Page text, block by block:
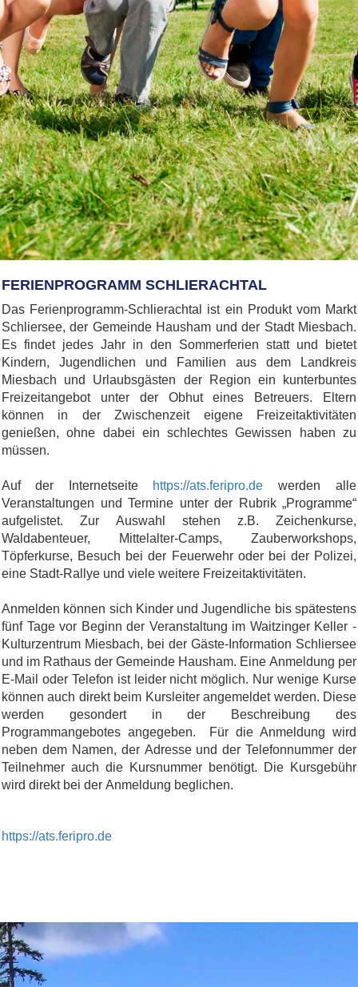
FERIENPROGRAMM SCHLIERACHTAL
Das Ferienprogramm-Schlierachtal ist ein Produkt vom Markt
Schliersee, der Gemeinde Hausham und der Stadt Miesbach.
Es findet jedes Jahr in den Sommerferien statt und bietet
Kindern, Jugendlichen und Familien aus dem Landkreis
Miesbach und Urlaubsgästen der Region ein kunterbuntes
Freizeitangebot unter der Obhut eines Betreuers. Eltern
können in der Zwischenzeit eigene Freizeitaktivitäten
genießen, ohne dabei ein schlechtes Gewissen haben zu
müssen.
Auf der Internetseite https://ats.feripro.de werden alle
Veranstaltungen und Termine unter der Rubrik „Programme“
aufgelistet. Zur Auswahl stehen z.B. Zeichenkurse,
Waldabenteuer, Mittelalter-Camps, Zauberworkshops,
Töpferkurse, Besuch bei der Feuerwehr oder bei der Polizei,
eine Stadt-Rallye und viele weitere Freizeitaktivitäten.
Anmelden können sich Kinder und Jugendliche bis spätestens
fünf Tage vor Beginn der Veranstaltung im Waitzinger Keller -
Kulturzentrum Miesbach, bei der Gäste-Information Schliersee
und im Rathaus der Gemeinde Hausham. Eine Anmeldung per
E-Mail oder Telefon ist leider nicht möglich. Nur wenige Kurse
können auch direkt beim Kursleiter angemeldet werden. Diese
werden gesondert in der Beschreibung des
Programmangebotes angegeben. Für die Anmeldung wird
neben dem Namen, der Adresse und der Telefonnummer der
Teilnehmer auch die Kursnummer benötigt. Die Kursgebühr
wird direkt bei der Anmeldung beglichen.
https://ats.feripro.de